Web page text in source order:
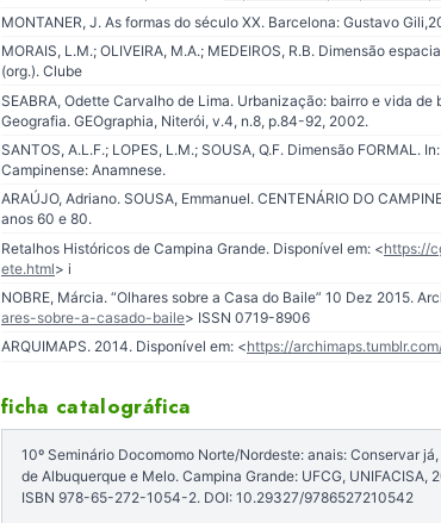
MONTANER, J. As formas do século XX. Barcelona: Gustavo
MORAIS, L.M.; OLIVEIRA, M.A.; MEDEIROS, R.B. Dimensão
(org.). Clube
SEABRA, Odette Carvalho de Lima. Urbanização: bairro e vida de
Geografia. GEOgraphia, Niterói, v.4, n.8, p.84-92, 2002.
SANTOS, A.L.F.; LOPES, L.M.; SOUSA, Q.F. Dimensão FORMAL.
Campinense: Anamnese.
ARAÚJO, Adriano. SOUSA, Emmanuel. CENTENÁRIO DO
anos 60 e 80.
Retalhos Históricos de Campina Grande. Disponível em: <https://
ete.html> i
NOBRE, Márcia. “Olhares sobre a Casa do Baile” 10 Dez 2015.
ares-sobre-a-casado-baile> ISSN 0719-8906
ARQUIMAPS. 2014. Disponível em: <https://
ficha catalográfica
10º Seminário Docomomo Norte/Nordeste: anais: Conservar
de Albuquerque e Melo. Campina Grande: UFCG,
ISBN 978-65-272-1054-2. DOI: 10.29327/9786527210542